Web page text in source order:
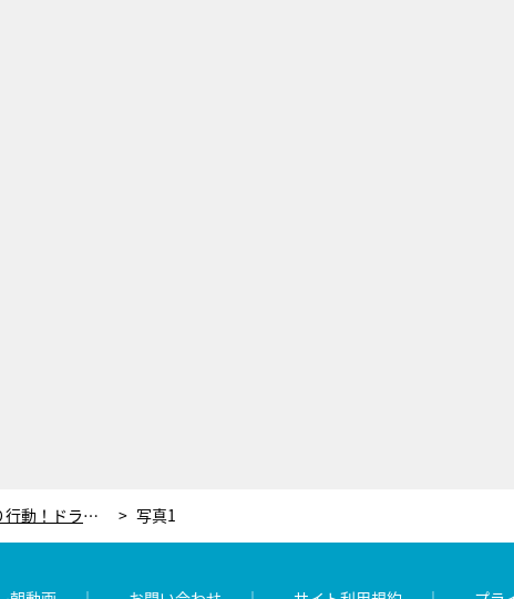
犯人候補に主人公が大胆揺さぶり行動！ドラマ『再会』超緊迫のラスト2分半に「表情に含みがあって、気になる」 写真1